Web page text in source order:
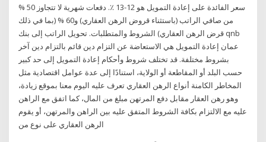
سعر الفائدة على إعادة التمويل هو 12-13 ٪. دفعات شهرية لا تتجاوز 50 %
من صافي الراتب (باستثناء قروض الرهن العقاري) و60 % (بما في ذلك
قرض الرهن العقاري) الشروط والمتطلبات. تحويل الراتب إلى بنك qnb
عمان إعادة التمويل هي الاستعاضة عن التزام دين قائم بالتزام دين آخر
بشروط مختلفة. قد تختلف شروط وأحكام إعادة التمويل إلى حد كبير
حسب البلد أو المقاطعة أو الولاية، استنادًا إلى عدة عوامل اقتصادية مثل
المخاطر الكامنة أنواع الرهن العقاري تعرف عليه اليوم معنا بموقع زيادة،
وهو رهن العقار مقابل دفع المرتهن مبلغ من المال، كما اتفق مع الراهن
عليه مع الالتزام بكافة الشروط المتفق عليه بين الراهن والمرتهن، أو يقوم
الرهن العقاري على نوع من